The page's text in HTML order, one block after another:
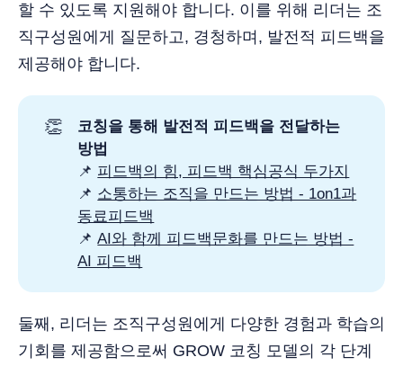
할 수 있도록 지원해야 합니다. 이를 위해 리더는 조
직구성원에게 질문하고, 경청하며, 발전적 피드백을
제공해야 합니다.
👏
코칭을 통해 발전적 피드백을 전달하는
방법
📌 피드백의 힘, 피드백 핵심공식 두가지
📌 소통하는 조직을 만드는 방법 - 1on1과
동료피드백
📌AI와 함께 피드백문화를 만드는 방법 -
AI 피드백
둘째, 리더는 조직구성원에게 다양한 경험과 학습의
기회를 제공함으로써 GROW 코칭 모델의 각 단계